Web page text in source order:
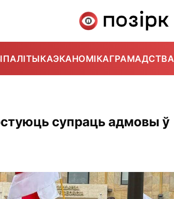
ПАЛІТЫКАЭКАНОМІКАГРАМАДСТВА
супраць адмовы ў